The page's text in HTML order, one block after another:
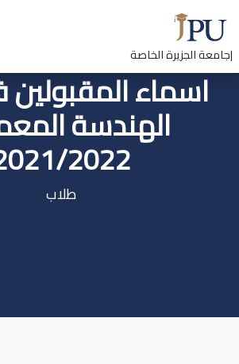
|جامعة الجزيرة الخاصة
اسماء
الهندسة
2022
طلاب